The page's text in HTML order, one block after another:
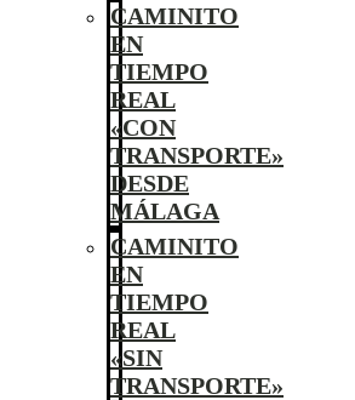
CAMINITO
EN
TIEMPO
REAL
«CON
TRANSPORTE»
DESDE
MÁLAGA
CAMINITO
EN
TIEMPO
REAL
«SIN
TRANSPORTE»